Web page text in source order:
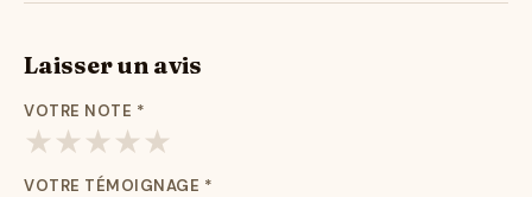
Laisser un avis
VOTRE NOTE *
★★★★★
VOTRE TÉMOIGNAGE *